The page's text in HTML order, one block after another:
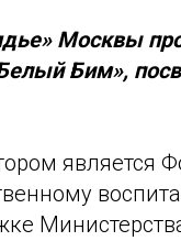
Москвы
Бим»,
является